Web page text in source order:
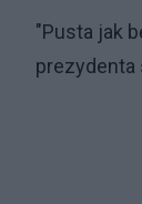
"Pusta jak
prezydenta